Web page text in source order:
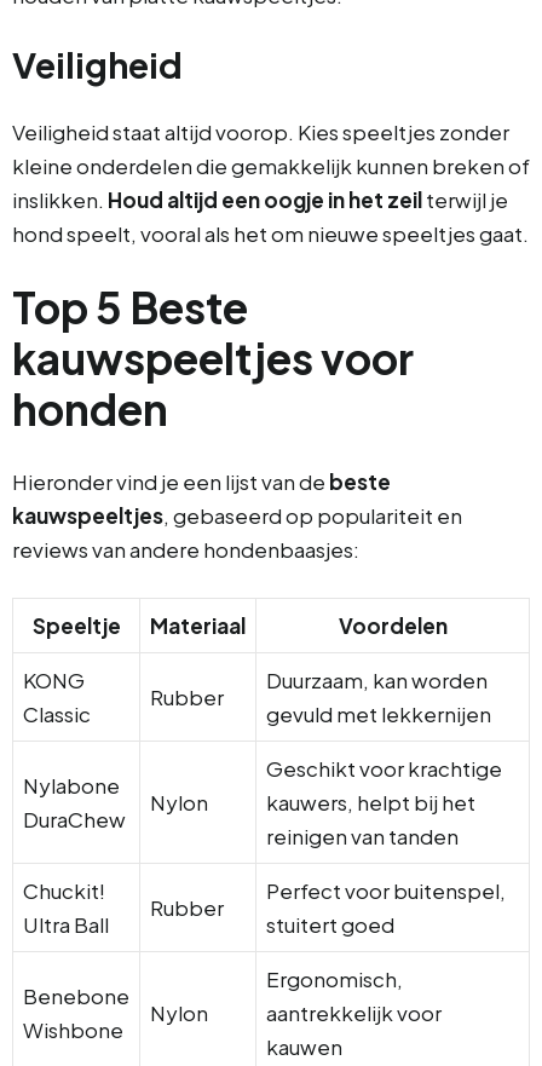
Veiligheid
Veiligheid staat altijd voorop. Kies speeltjes zonder
kleine onderdelen die gemakkelijk kunnen breken of
inslikken. Houd altijd een oogje in het zeilterwijl je
hond speelt, vooral als het om nieuwe speeltjes gaat.
Top 5 Beste
kauwspeeltjes voor
honden
Hieronder vind je een lijst van de beste
kauwspeeltjes, gebaseerd op populariteit en
reviews van andere hondenbaasjes:
Speeltje Materiaal Voordelen
KONG
Classic
Rubber
Duurzaam, kan worden
gevuld met lekkernijen
Nylabone
DuraChew
Nylon
Geschikt voor krachtige
kauwers, helpt bij het
reinigen van tanden
Chuckit!
Ultra Ball
Rubber
Perfect voor buitenspel,
stuitert goed
Benebone
Wishbone
Nylon
Ergonomisch,
aantrekkelijk voor
kauwen